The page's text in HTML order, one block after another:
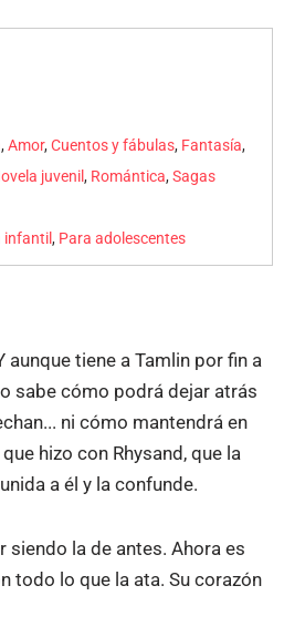
,Amor,Cuentos y fábulas, Fantasía,
juvenil, Romántica,Sagas
infantil, Para adolescentes
aunque tiene a Tamlin por fin a
sabe cómo podrá dejar atrás
ni cómo mantendrá en
hizo con Rhysand, que la
a él y la confunde.
siendo la de antes. Ahora es
todo lo que la ata. Su corazón